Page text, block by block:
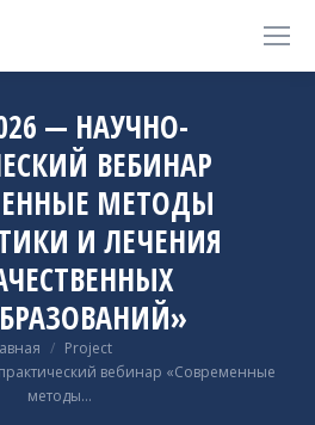
— НАУЧНО-
ВЕБИНАР
МЕТОДЫ
И ЛЕЧЕНИЯ
Project
вебинар «Современные
методы…